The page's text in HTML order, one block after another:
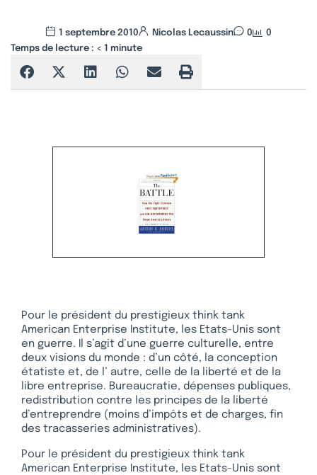
1 septembre 2010 Nicolas Lecaussin 0
0
Temps de lecture : < 1 minute
Pour le président du prestigieux think tank
American Enterprise Institute, les Etats-Unis sont
en guerre. Il s’agit d’une guerre culturelle, entre
deux visions du monde : d’un côté, la conception
étatiste et, de l’ autre, celle de la liberté et de la
libre entreprise. Bureaucratie, dépenses publiques,
redistribution contre les principes de la liberté
d’entreprendre (moins d’impôts et de charges, fin
des tracasseries administratives).
Pour le président du prestigieux think tank
American Enterprise Institute, les Etats-Unis sont